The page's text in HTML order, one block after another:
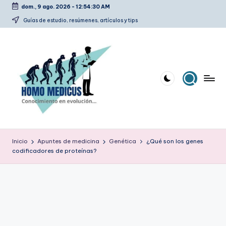
Saltar
dom., 9 ago. 2026 - 12:54:31 AM
Guías de estudio, resúmenes, artículos y tips
o
m
estudio,
Inicio Apuntes de medicina Genética
¿Qué son los genes
codificadores de proteínas?